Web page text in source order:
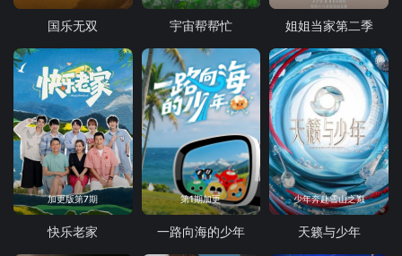
国乐无双 宇宙帮帮忙 姐姐当家第二季
加更版第7期
快乐老家
第1期加更
一路向海的少年
少年奔赴雪山之巅
天籁与少年